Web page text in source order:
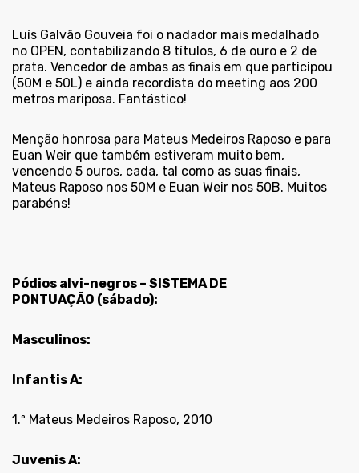
Luís Galvão Gouveia foi o nadador mais medalhado
no OPEN, contabilizando 8 títulos, 6 de ouro e 2 de
prata. Vencedor de ambas as finais em que participou
(50M e 50L) e ainda recordista do meeting aos 200
metros mariposa. Fantástico!
Menção honrosa para Mateus Medeiros Raposo e para
Euan Weir que também estiveram muito bem,
vencendo 5 ouros, cada, tal como as suas finais,
Mateus Raposo nos 50M e Euan Weir nos 50B. Muitos
parabéns!
Pódios alvi-negros – SISTEMA DE
PONTUAÇÃO (sábado):
Masculinos:
Infantis A:
1.º Mateus Medeiros Raposo, 2010
Juvenis A: